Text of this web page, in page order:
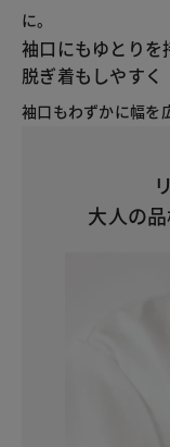
に。
袖口にもゆとりを
脱ぎ着もしやすく
袖口もわずかに幅を
大人の